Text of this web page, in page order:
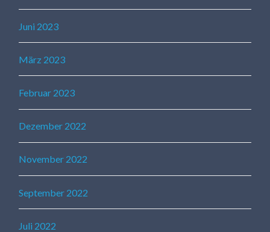
Juni 2023
März 2023
Februar 2023
Dezember 2022
November 2022
September 2022
Juli 2022